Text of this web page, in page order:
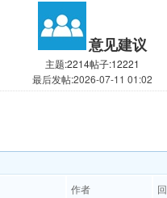
意见建议
主题:2214帖子:12221
最后发帖:2026-07-11 01:02
作者